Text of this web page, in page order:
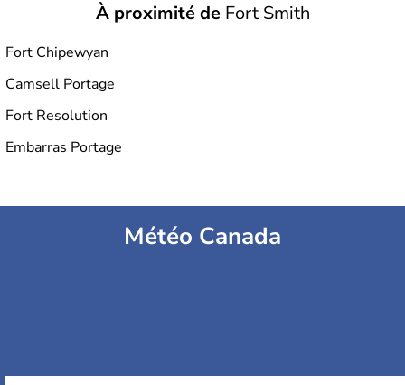
À proximité deFort Smith
Fort Chipewyan
Camsell Portage
Fort Resolution
Embarras Portage
Météo Canada